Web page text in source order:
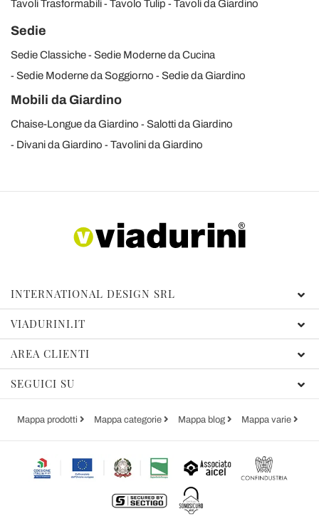
Tavoli Trasformabili
Tavolo Tulip Tavoli da Giardino
Sedie
Sedie Classiche
Sedie Moderne da Cucina
Sedie Moderne da Soggiorno
Sedie da Giardino
Mobili da Giardino
Chaise-Longue da Giardino
Salotti da Giardino
Divani da Giardino
Tavolini da Giardino
INTERNATIONAL DESIGN SRL
VIADURINI.IT
AREA CLIENTI
SEGUICI SU
Mappa prodotti Mappa categorie Mappa blog Mappa varie